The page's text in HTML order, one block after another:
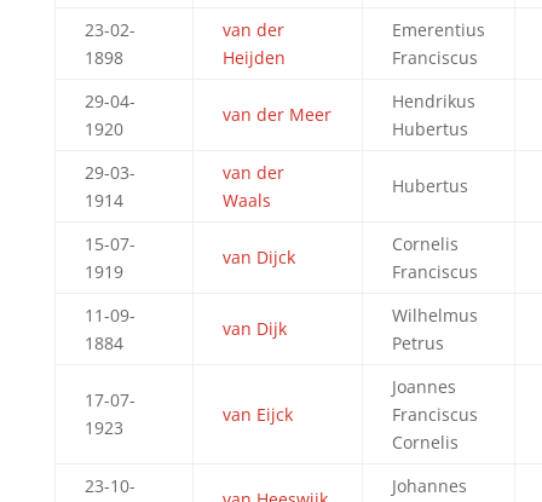
23-02-
1898
van der
Heijden
Emerentius
Franciscus
29-04-
1920
van der Meer
Hendrikus
Hubertus
29-03-
1914
van der
Waals
Hubertus
15-07-
1919
van Dijck
Cornelis
Franciscus
11-09-
1884
van Dijk
Wilhelmus
Petrus
17-07-
1923
van Eijck
Joannes
Franciscus
Cornelis
23-10-
Johannes